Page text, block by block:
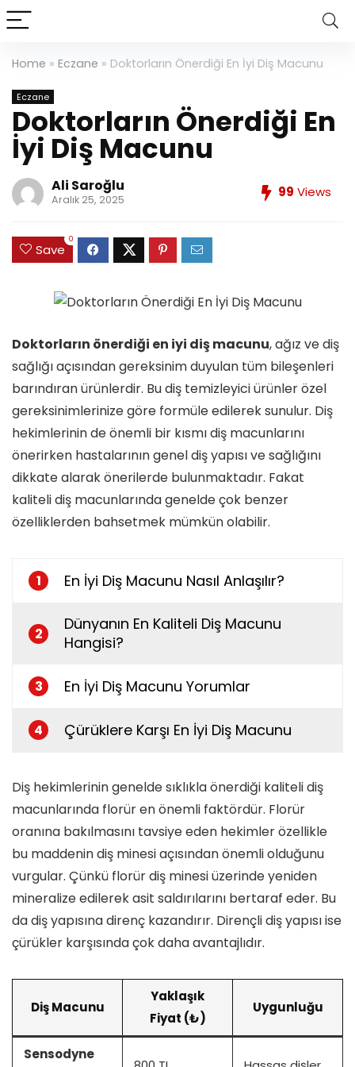
Home » Eczane » Doktorların Önerdiği En İyi Diş Macunu
Eczane
Doktorların Önerdiği En
İyi Diş Macunu
Ali Saroğlu
Aralık 25, 2025 99 Views
Save
0
Doktorların önerdiği en iyi diş macunu, ağız ve diş
sağlığı açısından gereksinim duyulan tüm bileşenleri
barındıran ürünlerdir. Bu diş temizleyici ürünler özel
gereksinimlerinize göre formüle edilerek sunulur. Diş
hekimlerinin de önemli bir kısmı diş macunlarını
önerirken hastalarının genel diş yapısı ve sağlığını
dikkate alarak önerilerde bulunmaktadır. Fakat
kaliteli diş macunlarında genelde çok benzer
özelliklerden bahsetmek mümkün olabilir.
1 En İyi Diş Macunu Nasıl Anlaşılır?
2
Dünyanın En Kaliteli Diş Macunu
Hangisi?
3 En İyi Diş Macunu Yorumlar
4 Çürüklere Karşı En İyi Diş Macunu
Diş hekimlerinin genelde sıklıkla önerdiği kaliteli diş
macunlarında florür en önemli faktördür. Florür
oranına bakılmasını tavsiye eden hekimler özellikle
bu maddenin diş minesi açısından önemli olduğunu
vurgular. Çünkü florür diş minesi üzerinde yeniden
mineralize edilerek asit saldırılarını bertaraf eder. Bu
da diş yapısına direnç kazandırır. Dirençli diş yapısı ise
çürükler karşısında çok daha avantajlıdır.
Diş Macunu
Yaklaşık
Fiyat (₺)
Uygunluğu
Sensodyne